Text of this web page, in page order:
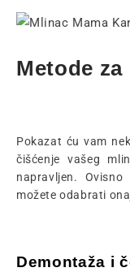
Metode
Pokazat ću vam
čišćenje vašeg
napravljen.
možete odabrati
Demontaža i